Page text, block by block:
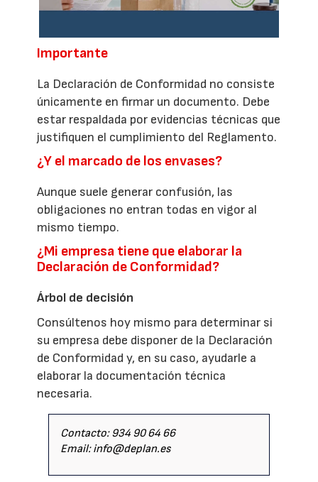
Importante
La Declaración de Conformidad no consiste
únicamente en firmar un documento. Debe
estar respaldada por evidencias técnicas que
justifiquen el cumplimiento del Reglamento.
¿Y el marcado de los envases?
Aunque suele generar confusión, las
obligaciones no entran todas en vigor al
mismo tiempo.
¿Mi empresa tiene que elaborar la
Declaración de Conformidad?
Árbol de decisión
Consúltenos hoy mismo para determinar si
su empresa debe disponer de la Declaración
de Conformidad y, en su caso, ayudarle a
elaborar la documentación técnica
necesaria.
Contacto: 934 90 64 66
Email: info@deplan.es